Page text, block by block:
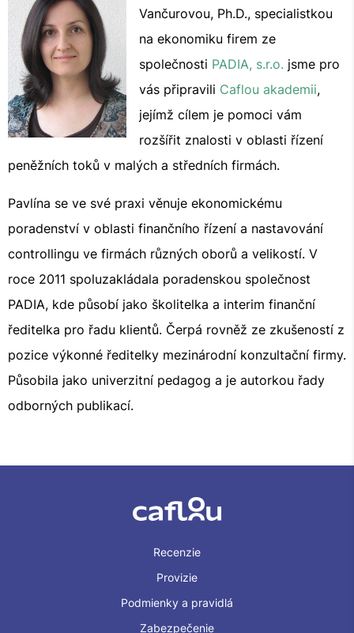
Vančurovou, Ph.D., specialistkou
na ekonomiku firem ze
společnosti PADIA, s.r.o. jsme pro
vás připravili Caflou akademii,
jejímž cílem je pomoci vám
rozšířit znalosti v oblasti řízení
peněžních toků v malých a středních firmách.
Pavlína se ve své praxi věnuje ekonomickému
poradenství v oblasti finančního řízení a nastavování
controllingu ve firmách různých oborů a velikostí. V
roce 2011 spoluzakládala poradenskou společnost
PADIA, kde působí jako školitelka a interim finanční
ředitelka pro řadu klientů. Čerpá rovněž ze zkušeností z
pozice výkonné ředitelky mezinárodní konzultační firmy.
Působila jako univerzitní pedagog a je autorkou řady
odborných publikací.
Recenzie
Provizie
Podmienky a pravidlá
Zabezpečenie